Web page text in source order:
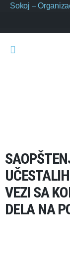
Sokoj –
VEZI SA
DELA NA